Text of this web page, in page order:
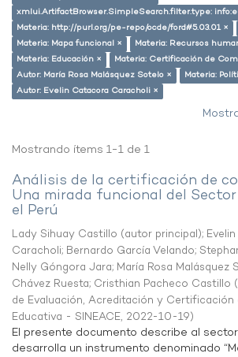
xmlui.ArtifactBrowser.SimpleSearch.filter.type:
Materia: http://purl.org/pe-repo/ocde/ford#5.03.01 ×
Materia: Mapa funcional ×
Materia: Recursos
Materia: Educación ×
Materia: Certificación de
Autor: María Rosa Malásquez Sotelo ×
Materia:
Autor: Evelin Catacora Caracholi ×
Mostrando ítems 1-1 de 1
Análisis de la certificación de
Una mirada funcional del
el Perú
Lady Sihuay Castillo (autor principal);
Caracholi; Bernardo García Velando;
Nelly Góngora Jara; María Rosa Malásquez
Chávez Ruesta; Cristhian Pacheco Castillo (
de Evaluación, Acreditación y Certificación
Educativa - SINEACE, 2022-10-19)
El presente documento describe al
desarrolla un instrumento denominado